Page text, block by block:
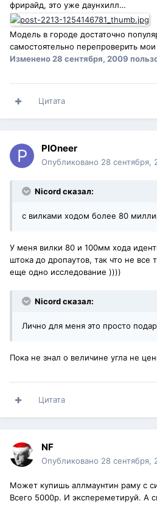
фрирайд, это уже даунхилл…
Модель в городе достаточно
самостоятельно перепроверить
Изменено28 сентября, 2009
Цитата
PIOneer
Опубликовано 28 сентября,
Nicord сказал:
с вилками ходом более 80
У меня вилки 80 и 100мм хода
штока до дропаутов, так что не все
еще одно исследование ))))
Nicord сказал:
Лично для меня это просто
Пока не знал о величине угла не
Цитата
NF
Опубликовано 28 сентября,
Может купишь аллмаунтин раму с
Всего 5000р. И экспереметируй. А